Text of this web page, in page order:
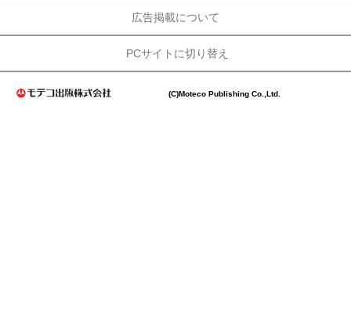
広告掲載について
PCサイトに切り替え
(C)Moteco Publishing Co.,Ltd.